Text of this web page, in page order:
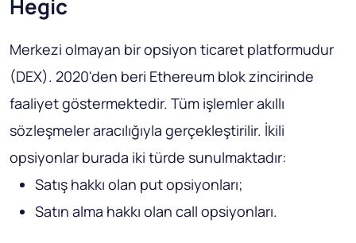
Hegic
Merkezi olmayan bir opsiyon ticaret platformudur
(DEX). 2020'den beri Ethereum blok zincirinde
faaliyet göstermektedir. Tüm işlemler akıllı
sözleşmeler aracılığıyla gerçekleştirilir. İkili
opsiyonlar burada iki türde sunulmaktadır:
Satış hakkı olan put opsiyonları;
Satın alma hakkı olan call opsiyonları.